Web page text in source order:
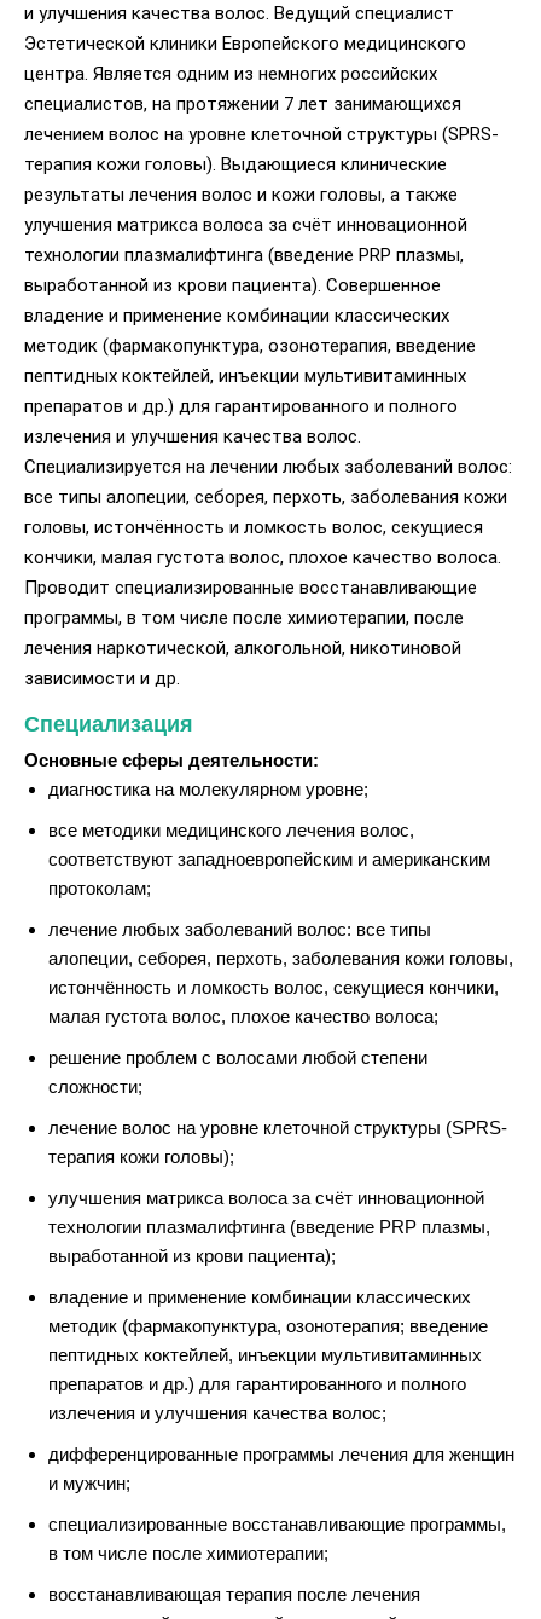
и улучшения качества волос. Ведущий специалист
Эстетической клиники Европейского медицинского
центра. Является одним из немногих российских
специалистов, на протяжении 7 лет занимающихся
лечением волос на уровне клеточной структуры (SPRS-
терапия кожи головы). Выдающиеся клинические
результаты лечения волос и кожи головы, а также
улучшения матрикса волоса за счёт инновационной
технологии плазмалифтинга (введение PRP плазмы,
выработанной из крови пациента). Совершенное
владение и применение комбинации классических
методик (фармакопунктура, озонотерапия, введение
пептидных коктейлей, инъекции мультивитаминных
препаратов и др.) для гарантированного и полного
излечения и улучшения качества волос.
Специализируется на лечении любых заболеваний волос:
все типы алопеции, себорея, перхоть, заболевания кожи
головы, истончённость и ломкость волос, секущиеся
кончики, малая густота волос, плохое качество волоса.
Проводит специализированные восстанавливающие
программы, в том числе после химиотерапии, после
лечения наркотической, алкогольной, никотиновой
зависимости и др.
Специализация
Основные сферы деятельности:
диагностика на молекулярном уровне;
все методики медицинского лечения волос,
соответствуют западноевропейским и американским
протоколам;
лечение любых заболеваний волос: все типы
алопеции, себорея, перхоть, заболевания кожи головы,
истончённость и ломкость волос, секущиеся кончики,
малая густота волос, плохое качество волоса;
решение проблем с волосами любой степени
сложности;
лечение волос на уровне клеточной структуры (SPRS-
терапия кожи головы);
улучшения матрикса волоса за счёт инновационной
технологии плазмалифтинга (введение PRP плазмы,
выработанной из крови пациента);
владение и применение комбинации классических
методик (фармакопунктура, озонотерапия; введение
пептидных коктейлей, инъекции мультивитаминных
препаратов и др.) для гарантированного и полного
излечения и улучшения качества волос;
дифференцированные программы лечения для женщин
и мужчин;
специализированные восстанавливающие программы,
в том числе после химиотерапии;
восстанавливающая терапия после лечения